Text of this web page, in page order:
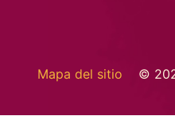
Mapa del sitio ©